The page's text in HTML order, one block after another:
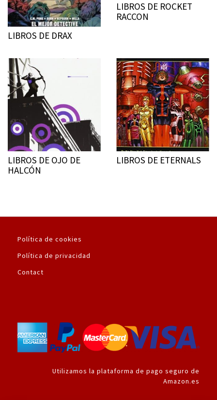
LIBROS DE DRAX
LIBROS DE ROCKET
RACCON
LIBROS DE OJO DE
HALCÓN
LIBROS DE ETERNALS
Política de cookies
Política de privacidad
Contact
Utilizamos la plataforma de pago seguro de
Amazon.es